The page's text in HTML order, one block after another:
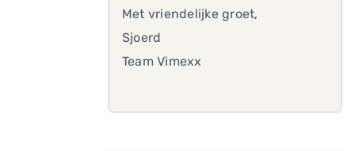
Met vriendelijke groet,
Sjoerd
Team Vimexx